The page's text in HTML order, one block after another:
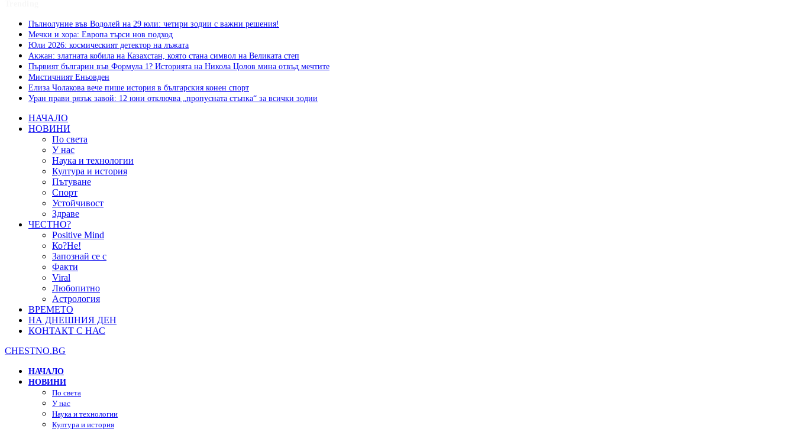
Пълнолуние във Водолей на 29 юли: четири зодии с важни решения!
Мечки и хора: Европа търси нов подход
Юли 2026: космическият детектор на лъжата
Акжан: златната кобила на Казахстан, която стана символ на Великата степ
Първият българин във Формула 1? Историята на Никола Цолов мина отвъд мечтите
Мистичният Eньовден
Елиза Чолакова вече пише история в българския конен спорт
Уран прави рязък завой: 12 юни отключва „пропусната стъпка“ за всички зодии
НАЧАЛО
НОВИНИ
По света
У нас
Наука и технологии
Култура и история
Пътуване
Спорт
Устойчивост
Здраве
ЧЕСТНО?
Positive Mind
Ко?Не!
Запознай се с
Факти
Viral
Любопитно
Астрология
ВРЕМЕТО
НА ДНЕШНИЯ ДЕН
КОНТАКТ С НАС
CHESTNO.BG
НАЧАЛО
НОВИНИ
По света
У нас
Наука и технологии
Култура и история